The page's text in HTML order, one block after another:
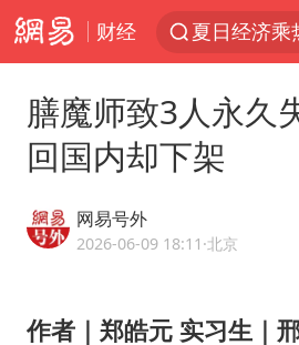
财经
上海全力守
膳魔师致3人永久
回国内却下架
网易号外
2026-06-09 18:11 ·北京
作者｜郑皓元 实习生｜